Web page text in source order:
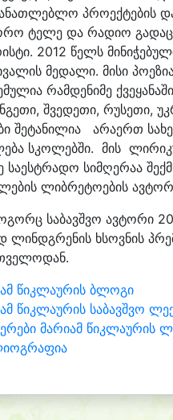
პროექტების
ტელე და რადიო
2012 წელს
მედალი. მისი
რამდენიმე
შვედეთი, რუსეთი,
შეტანილია არაერთ
სკოლებში. მის
საესტრადო სიმღერაა
ლიბრეტოების
საბავშვო ავტორი
ლინდგრენის ხსოვნის
წიკლაურის ბლოგი
წიკლაურის საბავშვო
მარიამ წიკლაურის